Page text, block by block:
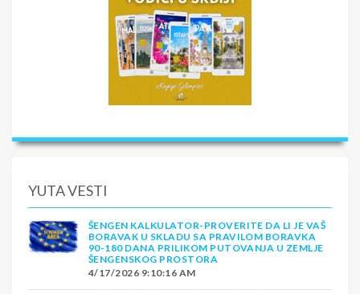
YUTA VESTI
ŠENGEN KALKULATOR-PROVERITE DA LI JE VAŠ
BORAVAK U SKLADU SA PRAVILOM BORAVKA
90-180 DANA PRILIKOM PUTOVANJA U ZEMLJE
ŠENGENSKOG PROSTORA
4/17/2026 9:10:16 AM